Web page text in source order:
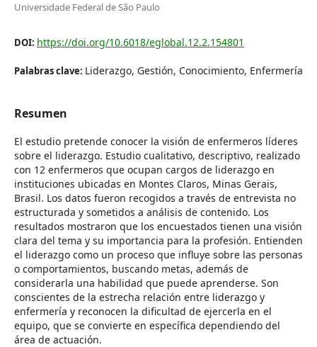
Universidade Federal de São Paulo
DOI: https://doi.org/10.6018/eglobal.12.2.154801
Palabras clave: Liderazgo, Gestión, Conocimiento, Enfermería
Resumen
El estudio pretende conocer la visión de enfermeros líderes
sobre el liderazgo. Estudio cualitativo, descriptivo, realizado
con 12 enfermeros que ocupan cargos de liderazgo en
instituciones ubicadas en Montes Claros, Minas Gerais,
Brasil. Los datos fueron recogidos a través de entrevista no
estructurada y sometidos a análisis de contenido. Los
resultados mostraron que los encuestados tienen una visión
clara del tema y su importancia para la profesión. Entienden
el liderazgo como un proceso que influye sobre las personas
o comportamientos, buscando metas, además de
considerarla una habilidad que puede aprenderse. Son
conscientes de la estrecha relación entre liderazgo y
enfermería y reconocen la dificultad de ejercerla en el
equipo, que se convierte en específica dependiendo del
área de actuación.